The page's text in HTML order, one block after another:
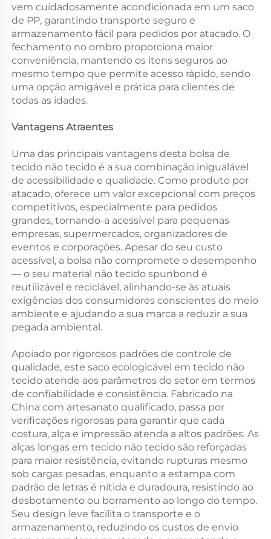
vem cuidadosamente acondicionada em um saco
de PP, garantindo transporte seguro e
armazenamento fácil para pedidos por atacado. O
fechamento no ombro proporciona maior
conveniência, mantendo os itens seguros ao
mesmo tempo que permite acesso rápido, sendo
uma opção amigável e prática para clientes de
todas as idades.
Vantagens Atraentes
Uma das principais vantagens desta bolsa de
tecido não tecido é a sua combinação inigualável
de acessibilidade e qualidade. Como produto por
atacado, oferece um valor excepcional com preços
competitivos, especialmente para pedidos
grandes, tornando-a acessível para pequenas
empresas, supermercados, organizadores de
eventos e corporações. Apesar do seu custo
acessível, a bolsa não compromete o desempenho
— o seu material não tecido spunbond é
reutilizável e reciclável, alinhando-se às atuais
exigências dos consumidores conscientes do meio
ambiente e ajudando a sua marca a reduzir a sua
pegada ambiental.
Apoiado por rigorosos padrões de controle de
qualidade, este saco ecologicável em tecido não
tecido atende aos parâmetros do setor em termos
de confiabilidade e consistência. Fabricado na
China com artesanato qualificado, passa por
verificações rigorosas para garantir que cada
costura, alça e impressão atenda a altos padrões. As
alças longas em tecido não tecido são reforçadas
para maior resistência, evitando rupturas mesmo
sob cargas pesadas, enquanto a estampa com
padrão de letras é nítida e duradoura, resistindo ao
desbotamento ou borramento ao longo do tempo.
Seu design leve facilita o transporte e o
armazenamento, reduzindo os custos de envio